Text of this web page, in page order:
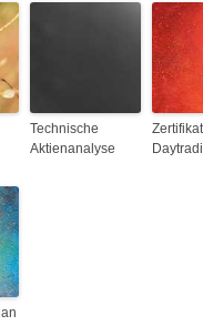
Technische
Aktienanalyse